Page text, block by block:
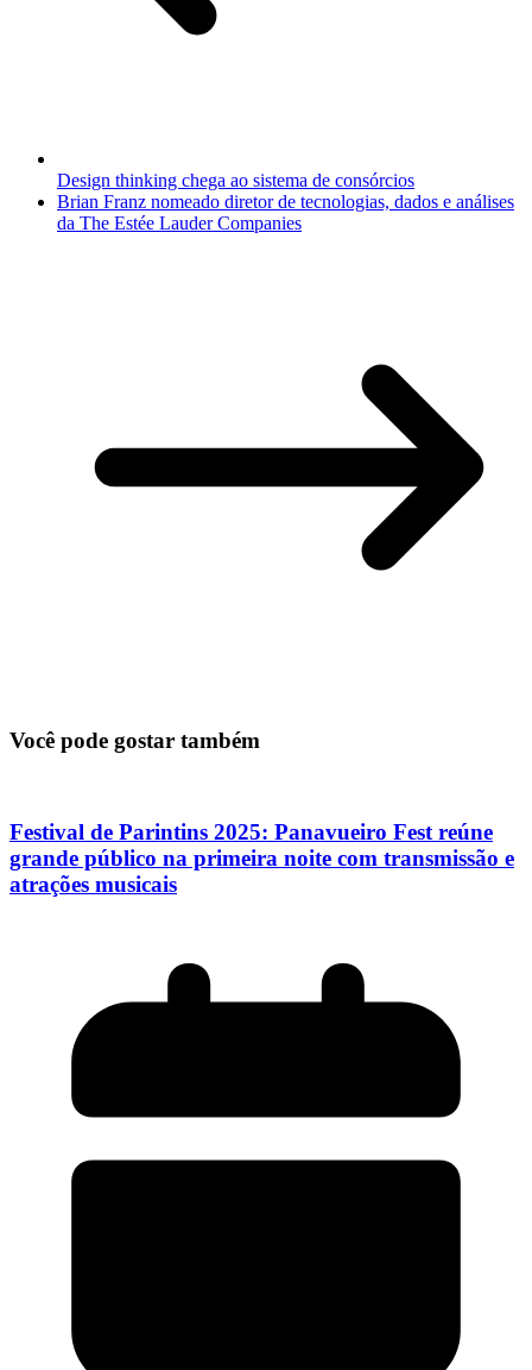
Design thinking chega ao sistema de consórcios
Brian Franz nomeado diretor de tecnologias, dados e análises
da The Estée Lauder Companies
Você pode gostar também
Festival de Parintins 2025: Panavueiro Fest reúne
grande público na primeira noite com transmissão e
atrações musicais